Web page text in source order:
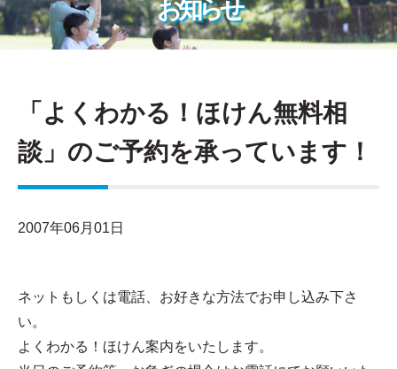
お知らせ
「よくわかる！ほけん無料相
談」のご予約を承っています！
2007年06月01日
ネットもしくは電話、お好きな方法でお申し込み下さ
い。
よくわかる！ほけん案内をいたします。